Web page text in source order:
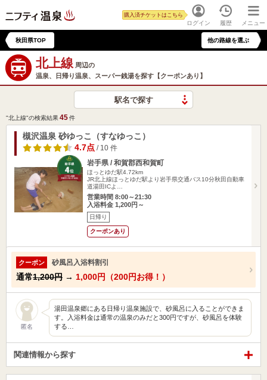
ログイン
購入済チケットはこちら
履歴 メニュー
秋田県TOP 他の路線を選ぶ
北上線 周辺の
温泉、日帰り温泉、スーパー銭湯を探す【クーポンあり】
駅名で探す
"北上線"の検索結果45件
槻沢温泉 砂ゆっこ（すなゆっこ）
4.7点 / 10 件
岩手県 / 和賀郡西和賀町
ほっとゆだ駅4.72km
JR北上線ほっとゆだ駅より岩手県交通バス10分秋田自動車
道湯田ICよ…
営業時間 8:00～21:30
入浴料金 1,200円～
日帰り
クーポンあり
クーポン 砂風呂入浴料割引
通常1,200円 → 1,000円（200円お得！）
匿名
湯田温泉郷にある日帰り温泉施設で、砂風呂に入ることができま
す。入浴料金は通常の温泉のみだと300円ですが、砂風呂を体験
する…
関連情報から探す